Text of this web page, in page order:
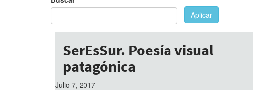
Aplicar
SerEsSur. Poesía visual
patagónica
Julio 7, 2017